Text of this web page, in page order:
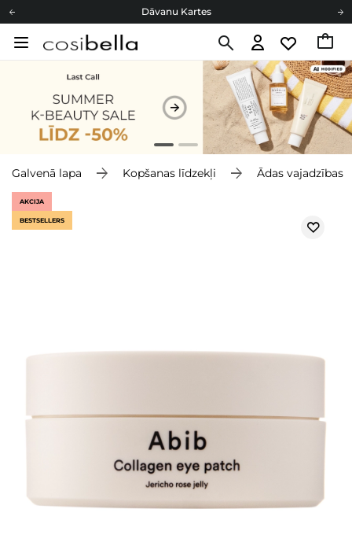
Dāvanu Kartes
Cosibella lojalitātes programma
Galvenā lapa Kopšanas līdzekļi Ādas vajadzības
AKCIJA
BESTSELLERS